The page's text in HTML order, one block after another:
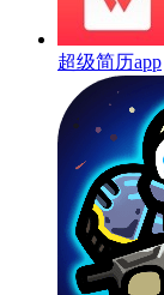
超级简历app